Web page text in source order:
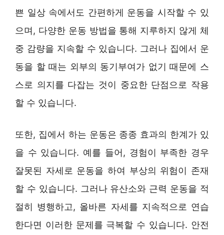
쁜 일상 속에서도 간편하게 운동을 시작할 수 있
으며, 다양한 운동 방법을 통해 지루하지 않게 체
중 감량을 지속할 수 있습니다. 그러나 집에서 운
동을 할 때는 외부의 동기부여가 없기 때문에 스
스로 의지를 다잡는 것이 중요한 단점으로 작용
할 수 있습니다.
또한, 집에서 하는 운동은 종종 효과의 한계가 있
을 수 있습니다. 예를 들어, 경험이 부족한 경우
잘못된 자세로 운동을 하여 부상의 위험이 존재
할 수 있습니다. 그러나 유산소와 근력 운동을 적
절히 병행하고, 올바른 자세를 지속적으로 연습
한다면 이러한 문제를 극복할 수 있습니다. 안전